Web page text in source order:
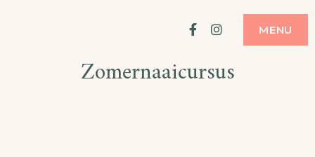
FacebookInstagram
MENU
Zomernaaicursus